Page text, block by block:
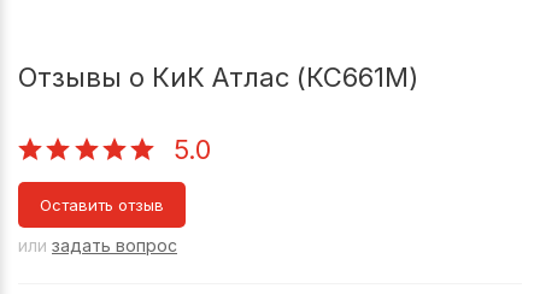
Отзывы о КиК Атлас (КС661М)
5.0
Оставить отзыв
или задать вопрос